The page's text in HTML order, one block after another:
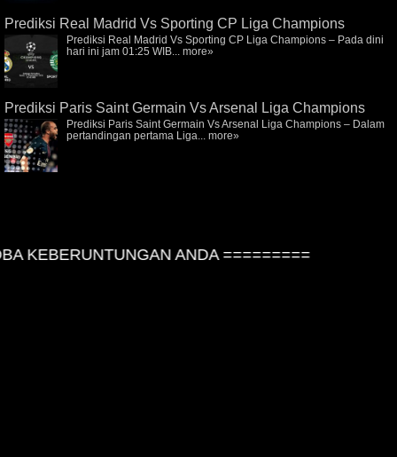
Prediksi Real Madrid Vs Sporting CP Liga Champions
Prediksi Real Madrid Vs Sporting CP Liga Champions – Pada dini
hari ini jam 01:25 WIB... more»
Prediksi Paris Saint Germain Vs Arsenal Liga Champions
Prediksi Paris Saint Germain Vs Arsenal Liga Champions – Dalam
pertandingan pertama Liga... more»
KEBERUNTUNGAN ANDA =========